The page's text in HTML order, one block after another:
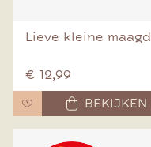
Lieve kleine maagd
€ 12,99
BEKIJKEN